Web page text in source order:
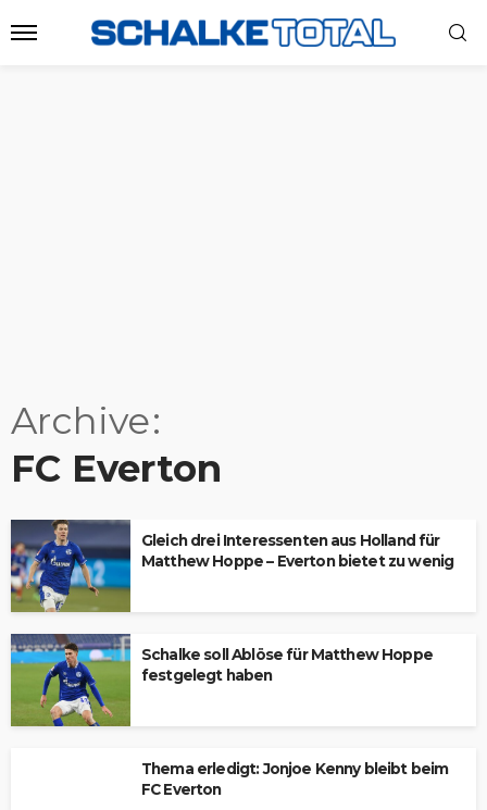
Archive
FC Everton
Gleich drei Interessenten aus Holland für
Matthew Hoppe – Everton bietet zu wenig
Schalke soll Ablöse für Matthew Hoppe
festgelegt haben
Thema erledigt: Jonjoe Kenny bleibt beim
FC Everton